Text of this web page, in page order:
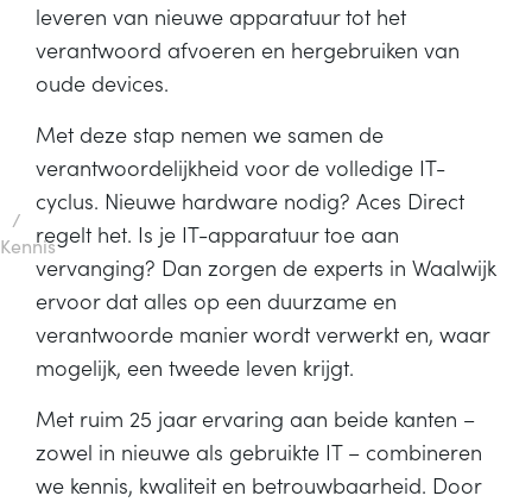
/
Kennis
leveren van nieuwe apparatuur tot het
verantwoord afvoeren en hergebruiken van
oude devices.
Met deze stap nemen we samen de
verantwoordelijkheid voor de volledige IT-
cyclus. Nieuwe hardware nodig? Aces Direct
regelt het. Is je IT-apparatuur toe aan
vervanging? Dan zorgen de experts in Waalwijk
ervoor dat alles op een duurzame en
verantwoorde manier wordt verwerkt en, waar
mogelijk, een tweede leven krijgt.
Met ruim 25 jaar ervaring aan beide kanten –
zowel in nieuwe als gebruikte IT – combineren
we kennis, kwaliteit en betrouwbaarheid. Door